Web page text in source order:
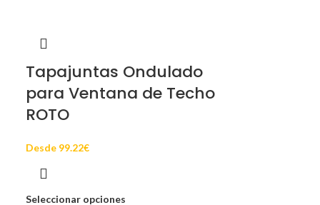
Tapajuntas Ondulado
para Ventana de Techo
ROTO
Desde 99.22€
Seleccionar opciones